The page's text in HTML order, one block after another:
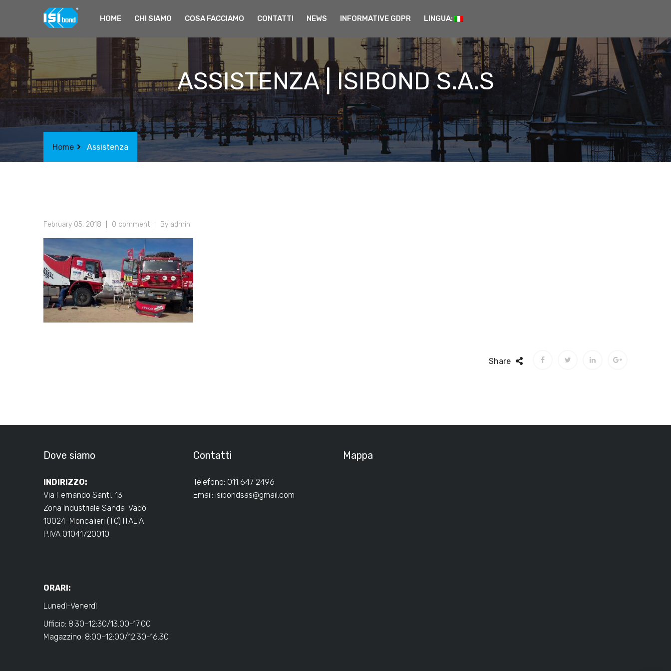
HOME CHI SIAMO COSA FACCIAMO CONTATTI NEWS INFORMATIVE GDPR LINGUA:
ASSISTENZA | ISIBOND S.A.S
Home Assistenza
February 05, 2018 0 comment By admin
Share
Dove siamo
INDIRIZZO:
Via Fernando Santi, 13
Zona Industriale Sanda-Vadò
10024-Moncalieri (TO) ITALIA
P.IVA 01041720010
ORARI:
Lunedì-Venerdì
Ufficio: 8:30–12:30/13.00-17.00
Magazzino: 8:00–12:00/12.30-16.30
Contatti
Telefono: 011 647 2496
Email: isibondsas@gmail.com
Mappa